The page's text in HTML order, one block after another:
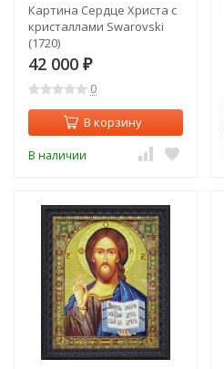
Картина Сердце Христа с
кристаллами Swarovski
(1720)
42 000 ₽
0
В корзину
В наличии